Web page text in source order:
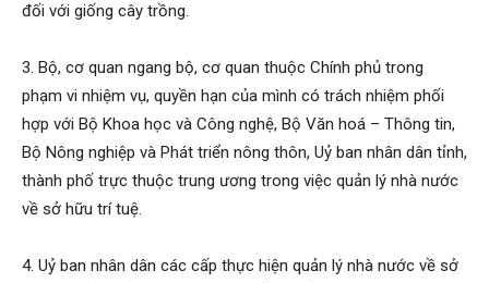
đối với giống cây trồng.
3. Bộ, cơ quan ngang bộ, cơ quan thuộc Chính phủ trong
phạm vi nhiệm vụ, quyền hạn của mình có trách nhiệm phối
hợp với Bộ Khoa học và Công nghệ, Bộ Văn hoá – Thông tin,
Bộ Nông nghiệp và Phát triển nông thôn, Uỷ ban nhân dân tỉnh,
thành phố trực thuộc trung ương trong việc quản lý nhà nước
về sở hữu trí tuệ.
4. Uỷ ban nhân dân các cấp thực hiện quản lý nhà nước về sở